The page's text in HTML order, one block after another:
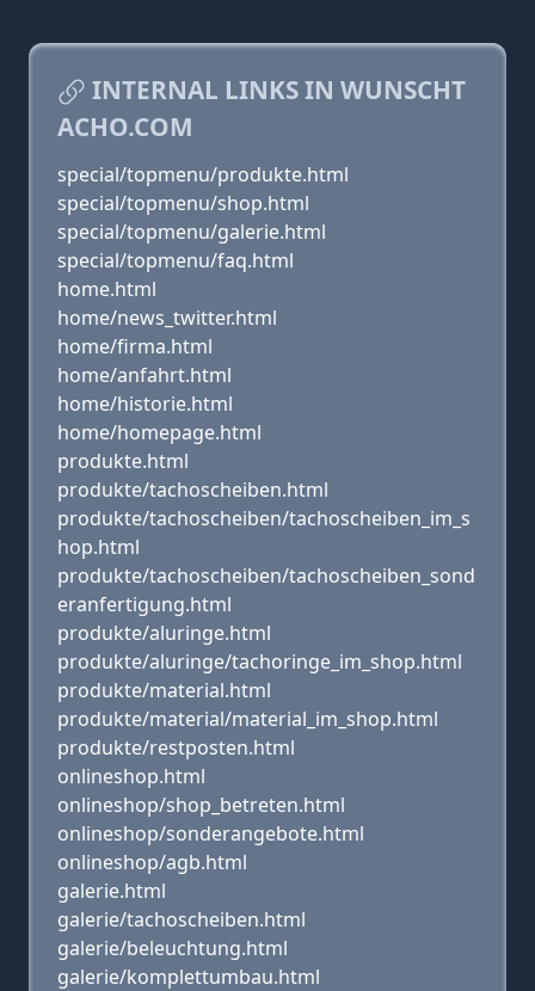
INTERNAL LINKS IN WUNSCHT
ACHO.COM
special/topmenu/produkte.html
special/topmenu/shop.html
special/topmenu/galerie.html
special/topmenu/faq.html
home.html
home/news_twitter.html
home/firma.html
home/anfahrt.html
home/historie.html
home/homepage.html
produkte.html
produkte/tachoscheiben.html
produkte/tachoscheiben/tachoscheiben_im_s
hop.html
produkte/tachoscheiben/tachoscheiben_sond
eranfertigung.html
produkte/aluringe.html
produkte/aluringe/tachoringe_im_shop.html
produkte/material.html
produkte/material/material_im_shop.html
produkte/restposten.html
onlineshop.html
onlineshop/shop_betreten.html
onlineshop/sonderangebote.html
onlineshop/agb.html
galerie.html
galerie/tachoscheiben.html
galerie/beleuchtung.html
galerie/komplettumbau.html